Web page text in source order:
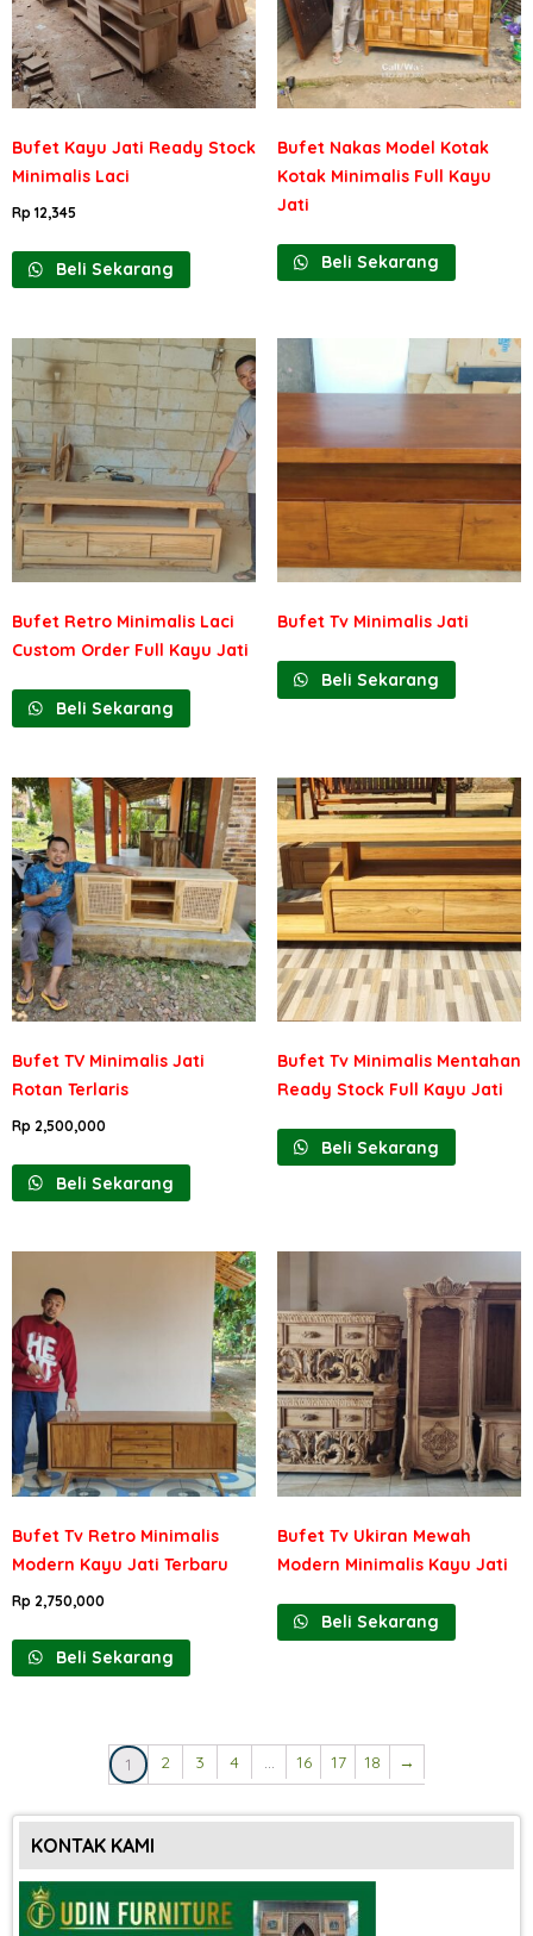
Bufet Kayu Jati Ready Stock
Minimalis Laci
Rp 12,345
Beli Sekarang
Bufet Nakas Model Kotak
Kotak Minimalis Full Kayu
Jati
Beli Sekarang
Bufet Retro Minimalis Laci
Custom Order Full Kayu Jati
Beli Sekarang
Bufet Tv Minimalis Jati
Beli Sekarang
Bufet TV Minimalis Jati
Rotan Terlaris
Rp 2,500,000
Beli Sekarang
Bufet Tv Minimalis Mentahan
Ready Stock Full Kayu Jati
Beli Sekarang
Bufet Tv Retro Minimalis
Modern Kayu Jati Terbaru
Rp 2,750,000
Beli Sekarang
Bufet Tv Ukiran Mewah
Modern Minimalis Kayu Jati
Beli Sekarang
1 2 3 4 … 16 17 18 →
KONTAK KAMI